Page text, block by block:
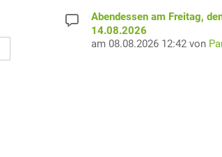
Abendessen am Freitag,
14.08.2026
am 08.08.2026 12:42 von